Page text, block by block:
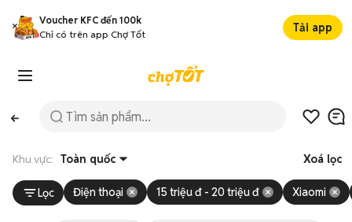
Voucher KFC đến 100k
Chỉ có trên app Chợ Tốt
Tải app
Khu vực: Toàn quốc Xoá lọc
Lọc Điện thoại 15 triệu đ - 20 triệu đ Xiaomi